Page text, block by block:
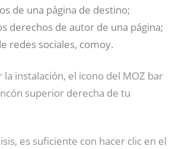
de una página de destino;
derechos de autor de una página;
redes sociales, comoy.
la instalación, el icono del MOZ bar
superior derecha de tu
es suficiente con hacer clic en el